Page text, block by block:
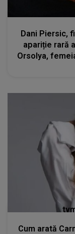
Dani Piersic,
apariție rară
Orsolya,
Cum arată